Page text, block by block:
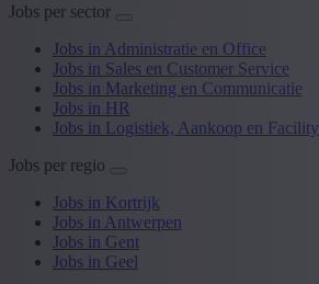
Jobs per sector
Jobs in Administratie en Office
Jobs in Sales en Customer Service
Jobs in Marketing en Communicatie
Jobs in HR
Jobs in Logistiek, Aankoop en Facility
Jobs per regio
Jobs in Kortrijk
Jobs in Antwerpen
Jobs in Gent
Jobs in Geel